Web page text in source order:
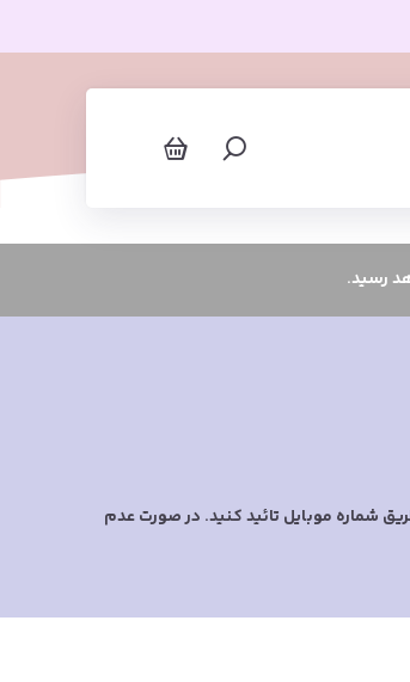
رسید.
شماره موبایل تائید کنید. در صورت عدم